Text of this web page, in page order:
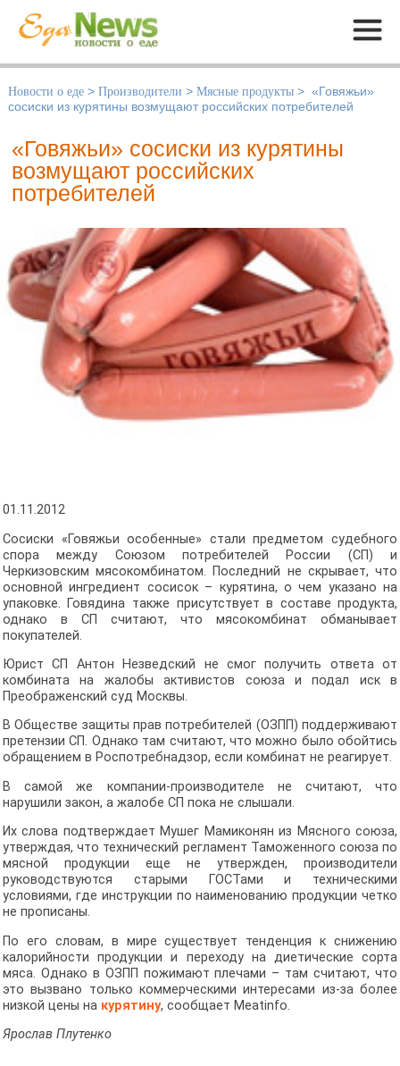
Меню
Новости о еде > Производители > Мясные продукты > «Говяжьи»
сосиски из курятины возмущают российских потребителей
«Говяжьи» сосиски из курятины
возмущают российских
потребителей
01.11.2012
Сосиски «Говяжьи особенные» стали предметом судебного
спора между Союзом потребителей России (СП) и
Черкизовским мясокомбинатом. Последний не скрывает, что
основной ингредиент сосисок – курятина, о чем указано на
упаковке. Говядина также присутствует в составе продукта,
однако в СП считают, что мясокомбинат обманывает
покупателей.
Юрист СП Антон Незведский не смог получить ответа от
комбината на жалобы активистов союза и подал иск в
Преображенский суд Москвы.
В Обществе защиты прав потребителей (ОЗПП) поддерживают
претензии СП. Однако там считают, что можно было обойтись
обращением в Роспотребнадзор, если комбинат не реагирует.
В самой же компании-производителе не считают, что
нарушили закон, а жалобе СП пока не слышали.
Их слова подтверждает Мушег Мамиконян из Мясного союза,
утверждая, что технический регламент Таможенного союза по
мясной продукции еще не утвержден, производители
руководствуются старыми ГОСТами и техническими
условиями, где инструкции по наименованию продукции четко
не прописаны.
По его словам, в мире существует тенденция к снижению
калорийности продукции и переходу на диетические сорта
мяса. Однако в ОЗПП пожимают плечами – там считают, что
это вызвано только коммерческими интересами из-за более
низкой цены на курятину, сообщает Meatinfo.
Ярослав Плутенко